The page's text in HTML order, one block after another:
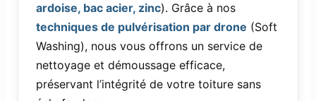
ardoise, bac acier, zinc). Grâce à nos
techniques de pulvérisation par drone (Soft
Washing), nous vous offrons un service de
nettoyage et démoussage efficace,
préservant l’intégrité de votre toiture sans